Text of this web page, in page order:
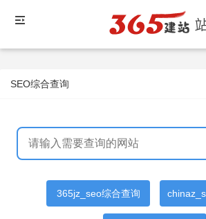
SEO综合查询
365jz_seo综合查询